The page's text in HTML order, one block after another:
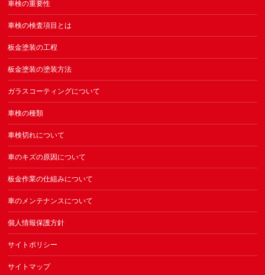
車検の重要性
車検の検査項目とは
板金塗装の工程
板金塗装の塗装方法
ガラスコーティングについて
車検の種類
車検切れについて
車のキズの原因について
板金作業の仕組みについて
車のメンテナンスについて
個人情報保護方針
サイトポリシー
サイトマップ